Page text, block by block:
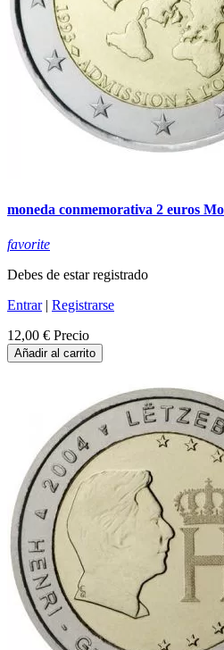
moneda conmemorativa 2 euros
favorite
Debes de estar registrado
Entrar| Registrarse
12,00 € Precio
Añadir al carrito